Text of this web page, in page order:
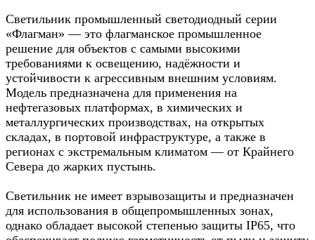
Светильник промышленный светодиодный серии
«Флагман» — это флагманское промышленное
решение для объектов с самыми высокими
требованиями к освещению, надёжности и
устойчивости к агрессивным внешним условиям.
Модель предназначена для применения на
нефтегазовых платформах, в химических и
металлургических производствах, на открытых
складах, в портовой инфраструктуре, а также в
регионах с экстремальным климатом — от Крайнего
Севера до жарких пустынь.
Светильник не имеет взрывозащиты и предназначен
для использования в общепромышленных зонах,
однако обладает высокой степенью защиты IP65, что